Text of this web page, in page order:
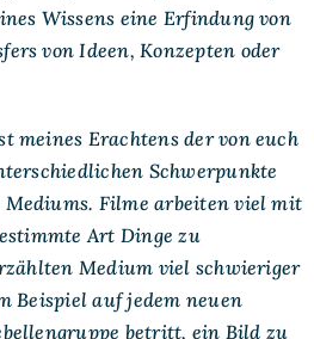
Wissens eine Erfindung von
von Ideen, Konzepten oder
meines Erachtens der von euch
Schwerpunkte
Mediums. Filme arbeiten viel mit
Art Dinge zu
Medium viel schwieriger
Beispiel auf jedem neuen
betritt, ein Bild zu